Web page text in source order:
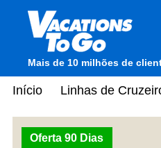
Mais de 10 milhões de
Início Linhas de
Oferta 90 Dias